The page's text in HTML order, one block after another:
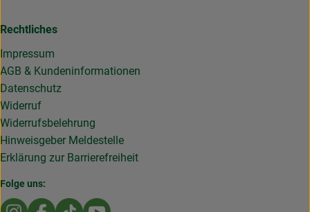
Rechtliches
Impressum
AGB & Kundeninformationen
Datenschutz
Widerruf
Widerrufsbelehrung
Hinweisgeber Meldestelle
Erklärung zur Barrierefreiheit
Folge uns:
Externer Link zu https://www.instagram.com/
Externer Link zu https://www.facebook.com/
Externer Link zu https://www.tiktok.com/
Externer Link zu https://